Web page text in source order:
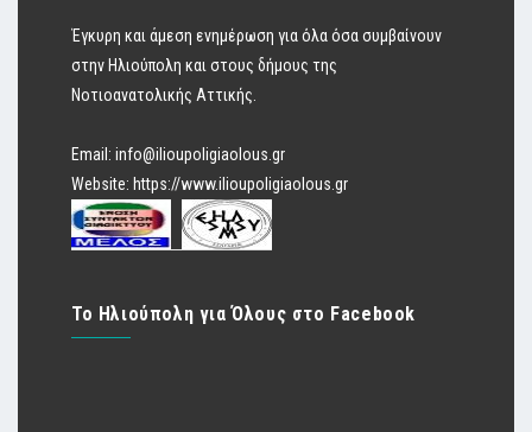
Έγκυρη και άμεση ενημέρωση για όλα όσα συμβαίνουν
στην Ηλιούπολη και στους δήμους της
Νοτιοανατολικής Αττικής.
Email: info@ilioupoligiaolous.gr
Website: https://www.ilioupoligiaolous.gr
Το Ηλιούπολη για Όλους στο Facebook